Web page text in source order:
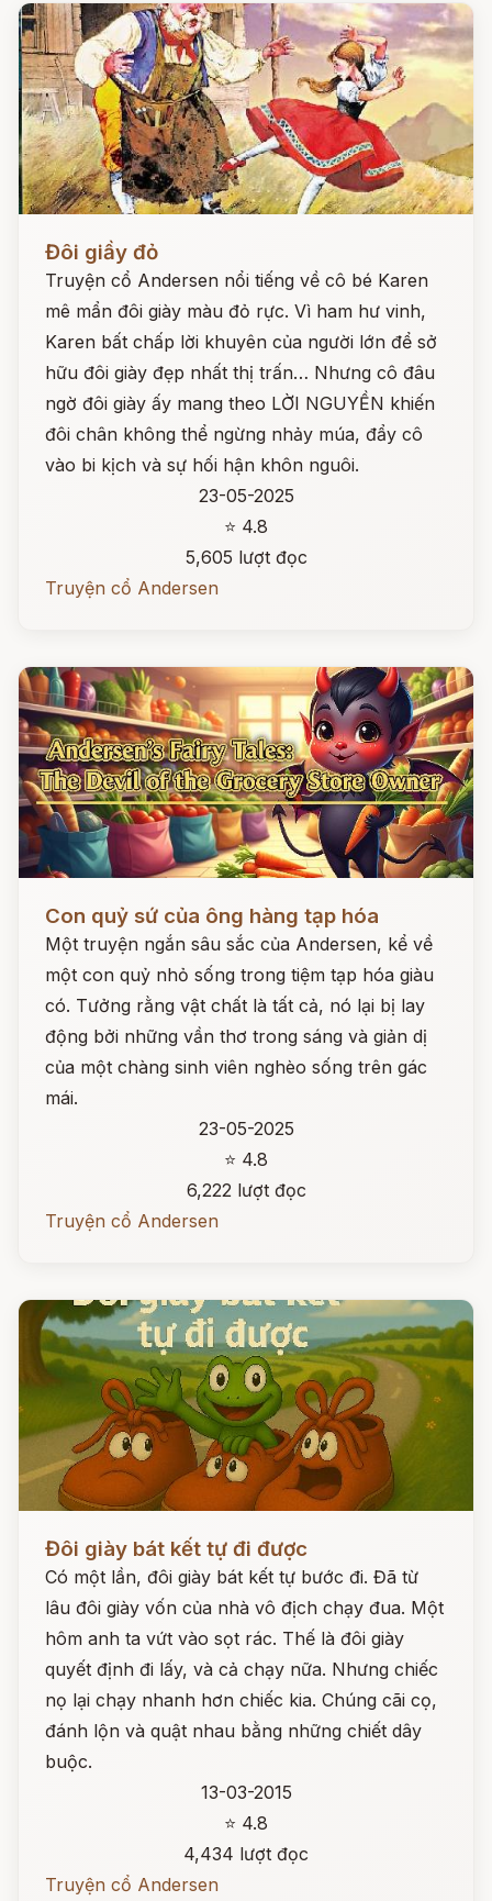
Đôi giầy đỏ
Truyện cổ Andersen nổi tiếng về cô bé Karen
mê mẩn đôi giày màu đỏ rực. Vì ham hư vinh,
Karen bất chấp lời khuyên của người lớn để sở
hữu đôi giày đẹp nhất thị trấn… Nhưng cô đâu
ngờ đôi giày ấy mang theo LỜI NGUYỀN khiến
đôi chân không thể ngừng nhảy múa, đẩy cô
vào bi kịch và sự hối hận khôn nguôi.
23-05-2025
⭐ 4.8
5,605 lượt đọc
Truyện cổ Andersen
Con quỷ sứ của ông hàng tạp hóa
Một truyện ngắn sâu sắc của Andersen, kể về
một con quỷ nhỏ sống trong tiệm tạp hóa giàu
có. Tưởng rằng vật chất là tất cả, nó lại bị lay
động bởi những vần thơ trong sáng và giản dị
của một chàng sinh viên nghèo sống trên gác
mái.
23-05-2025
⭐ 4.8
6,222 lượt đọc
Truyện cổ Andersen
Đôi giày bát kết tự đi được
Có một lần, đôi giày bát kết tự bước đi. Đã từ
lâu đôi giày vốn của nhà vô địch chạy đua. Một
hôm anh ta vứt vào sọt rác. Thế là đôi giày
quyết định đi lấy, và cả chạy nữa. Nhưng chiếc
nọ lại chạy nhanh hơn chiếc kia. Chúng cãi cọ,
đánh lộn và quật nhau bằng những chiết dây
buộc.
13-03-2015
⭐ 4.8
4,434 lượt đọc
Truyện cổ Andersen